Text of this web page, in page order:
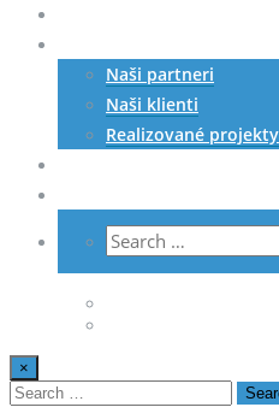
Naši partneri
Naši klienti
Realizované projekty
×